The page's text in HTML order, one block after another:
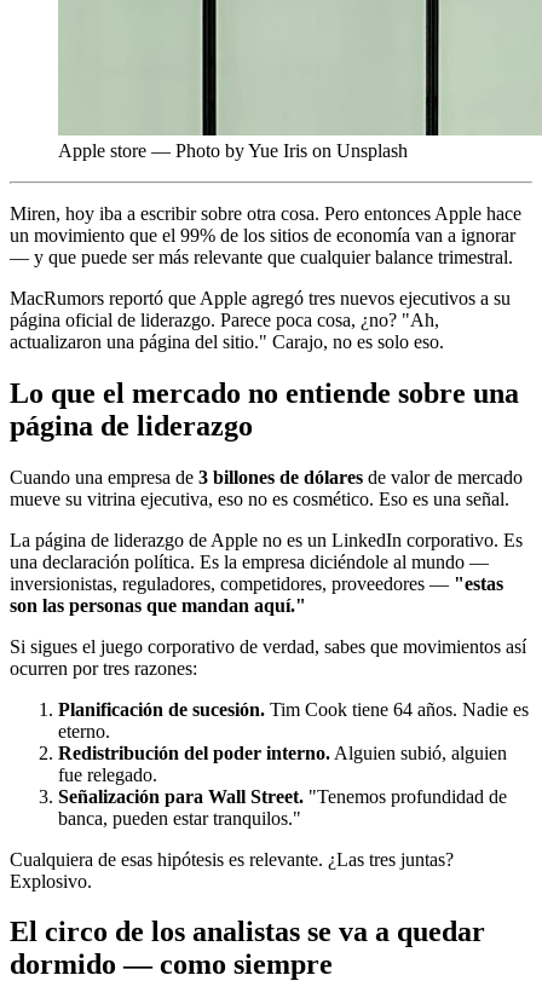
Apple store — Photo by Yue Iris on Unsplash
Miren, hoy iba a escribir sobre otra cosa. Pero entonces Apple hace
un movimiento que el 99% de los sitios de economía van a ignorar
— y que puede ser más relevante que cualquier balance trimestral.
MacRumors reportó que Apple agregó tres nuevos ejecutivos a su
página oficial de liderazgo. Parece poca cosa, ¿no? "Ah,
actualizaron una página del sitio." Carajo, no es solo eso.
Lo que el mercado no entiende sobre una
página de liderazgo
Cuando una empresa de 3 billones de dólares de valor de mercado
mueve su vitrina ejecutiva, eso no es cosmético. Eso es una señal.
La página de liderazgo de Apple no es un LinkedIn corporativo. Es
una declaración política. Es la empresa diciéndole al mundo —
inversionistas, reguladores, competidores, proveedores — "estas
son las personas que mandan aquí."
Si sigues el juego corporativo de verdad, sabes que movimientos así
ocurren por tres razones:
Planificación de sucesión. Tim Cook tiene 64 años. Nadie es
eterno.
Redistribución del poder interno. Alguien subió, alguien
fue relegado.
Señalización para Wall Street. "Tenemos profundidad de
banca, pueden estar tranquilos."
Cualquiera de esas hipótesis es relevante. ¿Las tres juntas?
Explosivo.
El circo de los analistas se va a quedar
dormido — como siempre